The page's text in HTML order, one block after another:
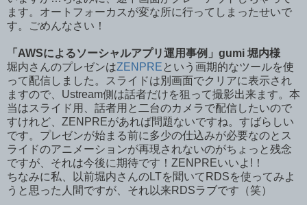
ます。オートフォーカスが変な所に行ってしまったせいで
す。ごめんなさい！
「AWSによるソーシャルアプリ運用事例」gumi 堀内様
堀内さんのプレゼンはZENPRE という画期的なツールを使
って配信しました。スライドは別画面でクリアに表示され
ますので、Ustream側は話者だけを狙って撮影出来ます。本
当はスライド用、話者用と二台のカメラで配信したいので
すけれど、ZENPREがあれば問題ないですね。すばらしい
です。プレゼンが始まる前に多少の仕込みが必要なのとス
ライドのアニメーションが再現されないのがちょっと残念
ですが、それは今後に期待です！ZENPREいいよ!！
ちなみに私、以前堀内さんのLTを聞いてRDSを使ってみよ
うと思った人間ですが、それ以来RDSラブです（笑）